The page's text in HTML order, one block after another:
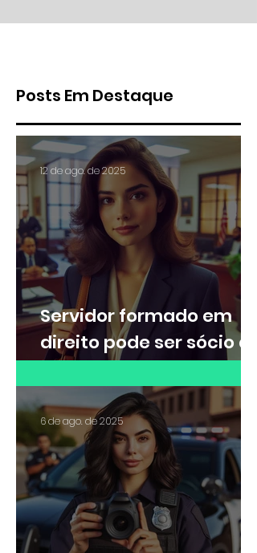
Posts Em Destaque
Servidor formado em
direito pode ser sócio de
escritório de advocacia?
12 de ago. de 2025
6 de ago. de 2025